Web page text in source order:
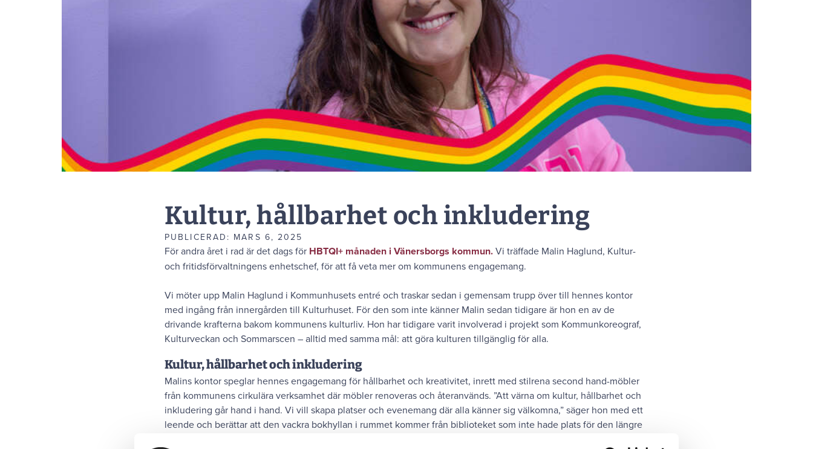
Kultur, hållbarhet och inkludering
PUBLICERAD: MARS 6, 2025
För andra året i rad är det dags för HBTQI+ månaden i Vänersborgs kommun.Vi träffade Malin Haglund, Kultur-
och fritidsförvaltningens enhetschef, för att få veta mer om kommunens engagemang.
Vi möter upp Malin Haglund i Kommunhusets entré och traskar sedan i gemensam trupp över till hennes kontor
med ingång från innergården till Kulturhuset. För den som inte känner Malin sedan tidigare är hon en av de
drivande krafterna bakom kommunens kulturliv. Hon har tidigare varit involverad i projekt som Kommunkoreograf,
Kulturveckan och Sommarscen – alltid med samma mål: att göra kulturen tillgänglig för alla.
Kultur, hållbarhet och inkludering
Malins kontor speglar hennes engagemang för hållbarhet och kreativitet, inrett med stilrena second hand-möbler
från kommunens cirkulära verksamhet där möbler renoveras och återanvänds. ”Att värna om kultur, hållbarhet och
inkludering går hand i hand. Vi vill skapa platser och evenemang där alla känner sig välkomna,” säger hon med ett
leende och berättar att den vackra bokhyllan i rummet kommer från biblioteket som inte hade plats för den längre